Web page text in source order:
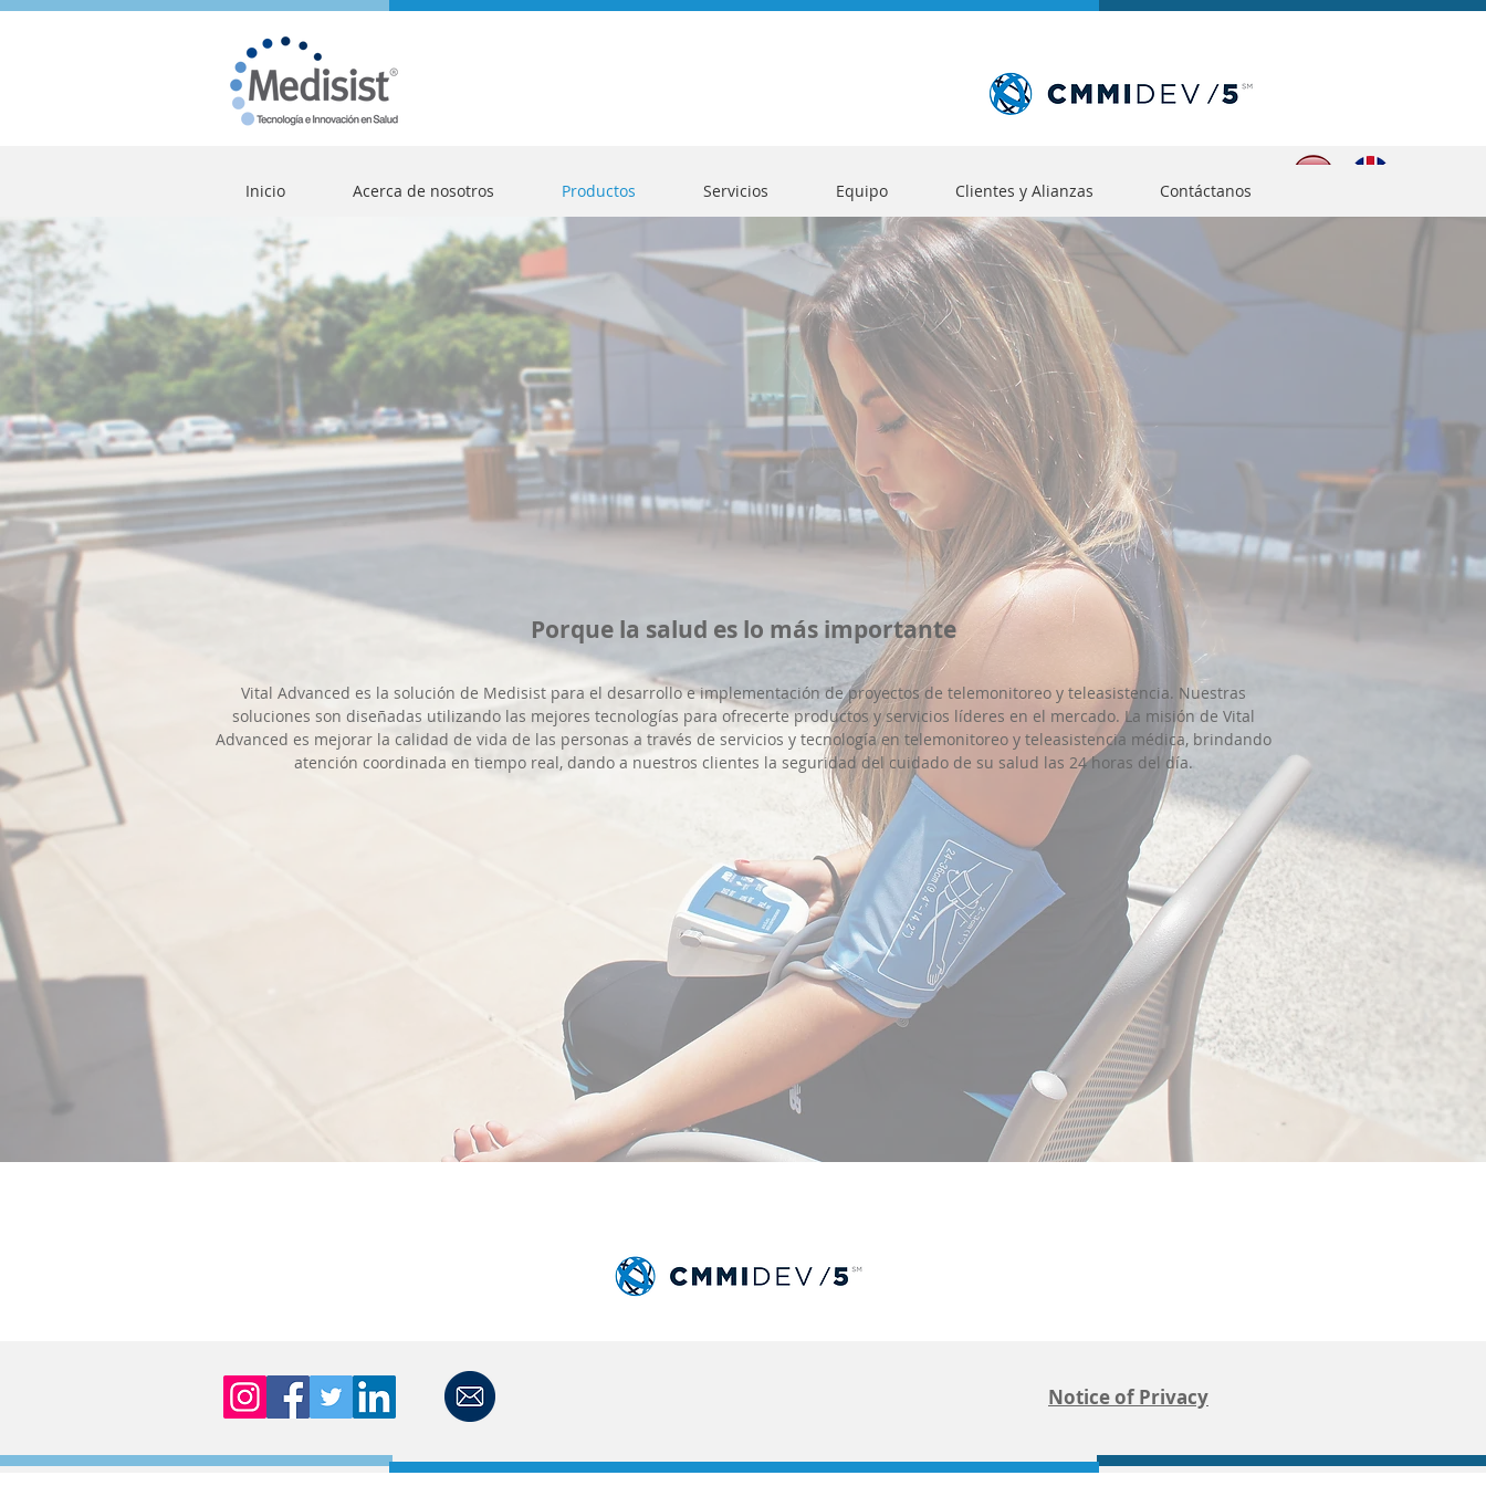
Inicio Acerca de nosotros Productos Servicios Equipo Clientes y Alianzas Contáctanos
Porque la salud es lo más importante
Vital Advanced es la solución de Medisist para el desarrollo e implementación de proyectos de telemonitoreo y teleasistencia. Nuestras
soluciones son diseñadas utilizando las mejores tecnologías para ofrecerte productos y servicios líderes en el mercado. La misión de Vital
Advanced es mejorar la calidad de vida de las personas a través de servicios y tecnología en telemonitoreo y teleasistencia médica, brindando
atención coordinada en tiempo real, dando a nuestros clientes la seguridad del cuidado de su salud las 24 horas del día.
Notice of Privacy